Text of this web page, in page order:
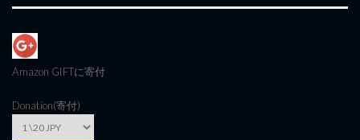
Amazon GIFTに寄付
Donation(寄付)